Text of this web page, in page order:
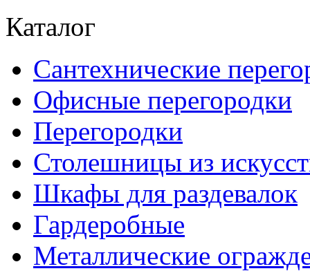
Каталог
Сантехнические
Офисные перегородки
Перегородки
Столешницы из
Шкафы для раздевалок
Гардеробные
Металлические